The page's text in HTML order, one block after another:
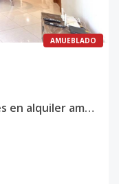
AMUEBLADO
Apartamento de 2 habitacionies en alquiler amueblado - La Julia